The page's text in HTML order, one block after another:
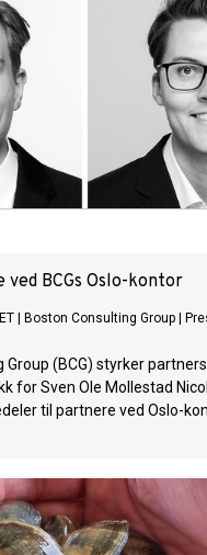
ved BCGs Oslo-kontor
Boston Consulting Group
Group (BCG) styrker
for Sven Ole Mollestad
til partnere ved Oslo-